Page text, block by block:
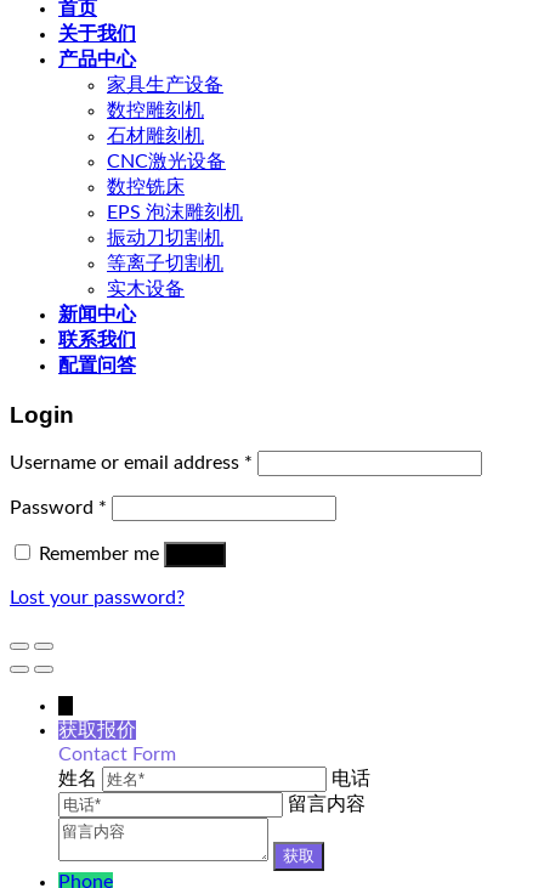
首页
关于我们
产品中心
家具生产设备
数控雕刻机
石材雕刻机
CNC激光设备
数控铣床
EPS 泡沫雕刻机
振动刀切割机
等离子切割机
实木设备
新闻中心
联系我们
配置问答
Login
Username or email address *
Password *
Remember me
Lost your password?
获取报价
Contact Form
姓名
电话
留言内容
Phone